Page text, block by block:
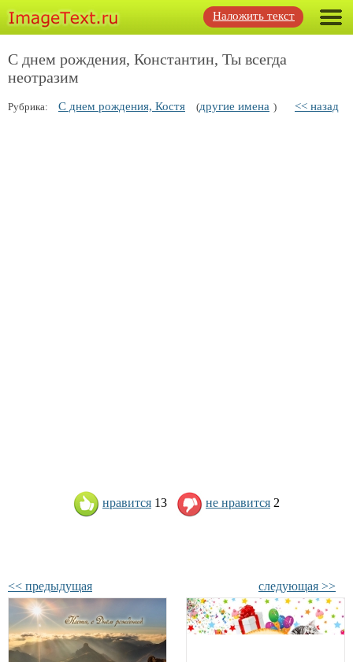
Наложить текст
С днем рождения, Константин, Ты всегда
неотразим
Рубрика: С днем рождения, Костя (другие имена ) << назад
нравится 13 не нравится 2
<< предыдущая следующая >>